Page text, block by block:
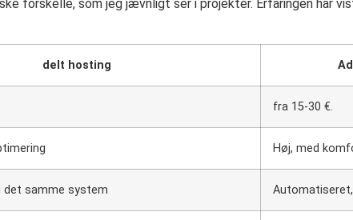
forskelle, som jeg jævnligt ser i projekter. Erfaringen har
delt hosting
fra 15-30 €.
Høj, med
det samme system